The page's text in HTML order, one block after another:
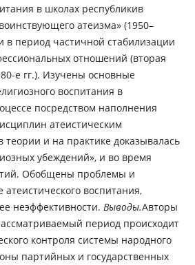
в школах республикив
атеизма» (1950–
в период частичной стабилизации
отношений (вторая
е гг.). Изучены основные
воспитания в
посредством наполнения
атеистическим
теории и на практике доказывалась
убеждений», и во время
Обобщены проблемы и
атеистического воспитания,
неэффективности. Выводы.Авторы
период происходит
контроля системы народного
партийных и государственных